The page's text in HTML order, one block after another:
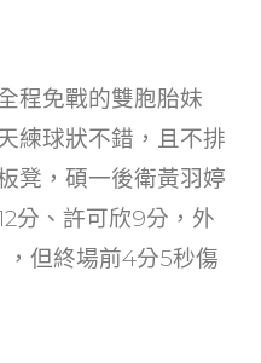
程免戰的雙胞胎妹
練球狀不錯，且不排
凳，碩一後衛黃羽婷
分、許可欣9分，外
，但終場前4分5秒傷